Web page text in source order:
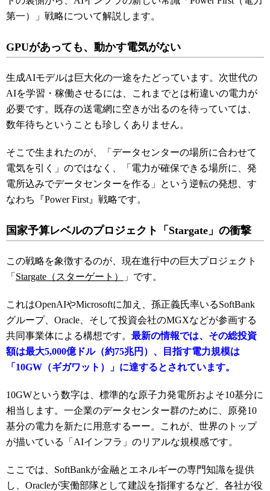
第一）」戦略について解説します。
GPUがあっても、動かす電気がない
生成AIモデルは巨大化の一途をたどっています。次世代の
AIを学習・稼働させるには、これまでとは桁違いの電力が
必要です。既存の送電網に空きが出るのを待っていては、
数年待ちということも珍しくありません。
そこで生まれたのが、「データセンターの場所に合わせて
電気を引く」のではなく、「電力が確保できる場所に、発
電所込みでデータセンターを作る」という逆転の発想、す
なわち『Power First』戦略です。
国家予算レベルのプロジェクト「Stargate」の衝撃
この戦略を象徴するのが、現在進行中の巨大プロジェクト
「 Stargate（スターゲート） 」です。
これはOpenAIやMicrosoftに加え、孫正義氏率いるSoftBank
グループ、Oracle、そして投資会社のMGXなどが参画する
共同事業体による構想です。 最新の情報では、その総投資
額は最大5,000億ドル（約75兆円）、目指す電力規模は
「10GW（ギガワット）」に達するとされています。
10GWという数字は、標準的な原子力発電所およそ10基分に
相当します。一企業のデータセンター群のために、原発10
基分の電力を新たに用意するーー。これが、世界のトップ
が描いている「AIインフラ」のリアルな規模感です。
ここでは、SoftBankが金融とエネルギーの専門知識を提供
し、Oracleが実働部隊として建設を指揮するなど、各社が役